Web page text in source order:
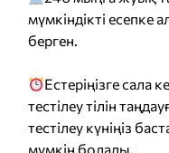
мүмкіндікті есепке
берген.
Естеріңізге сала
тестілеу тілін
тестілеу күніңіз
мүмкін болады.